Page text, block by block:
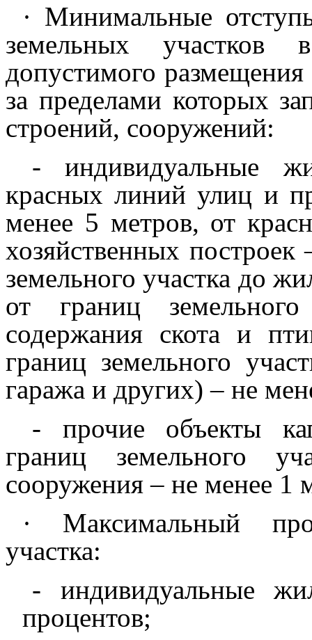
· Минимальные
земельных участков
допустимого
за пределами которых
строений, сооружений:
- индивидуальные
красных линий улиц и
менее 5 метров, от
хозяйственных
земельного участка до
от границ
содержания скота и
границ земельного
гаража и других) – не
- прочие объекты
границ земельного
сооружения – не менее 1
· Максимальный
участка:
- индивидуальные
процентов;